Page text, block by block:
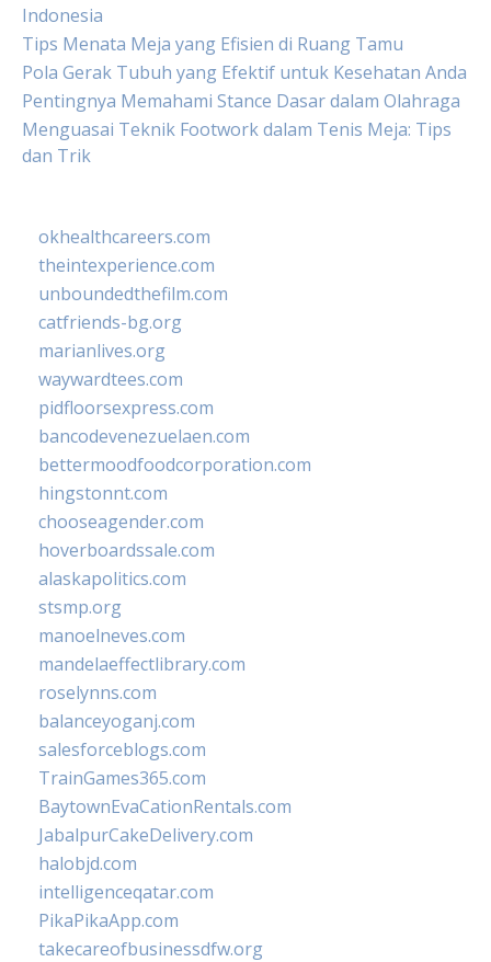
Indonesia
Tips Menata Meja yang Efisien di Ruang Tamu
Pola Gerak Tubuh yang Efektif untuk Kesehatan Anda
Pentingnya Memahami Stance Dasar dalam Olahraga
Menguasai Teknik Footwork dalam Tenis Meja: Tips
dan Trik
okhealthcareers.com
theintexperience.com
unboundedthefilm.com
catfriends-bg.org
marianlives.org
waywardtees.com
pidfloorsexpress.com
bancodevenezuelaen.com
bettermoodfoodcorporation.com
hingstonnt.com
chooseagender.com
hoverboardssale.com
alaskapolitics.com
stsmp.org
manoelneves.com
mandelaeffectlibrary.com
roselynns.com
balanceyoganj.com
salesforceblogs.com
TrainGames365.com
BaytownEvaCationRentals.com
JabalpurCakeDelivery.com
halobjd.com
intelligenceqatar.com
PikaPikaApp.com
takecareofbusinessdfw.org